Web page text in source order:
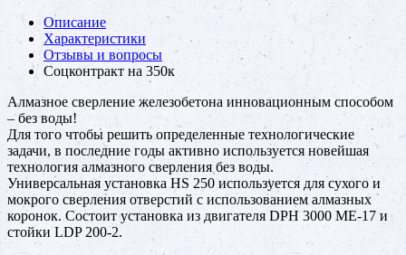
Описание
Характеристики
Отзывы и вопросы
Соцконтракт на 350к
Алмазное сверление железобетона инновационным способом
– без воды!
Для того чтобы решить определенные технологические
задачи, в последние годы активно используется новейшая
технология алмазного сверления без воды.
Универсальная установка HS 250 используется для сухого и
мокрого сверления отверстий с использованием алмазных
коронок. Состоит установка из двигателя DPH 3000 ME-17 и
стойки LDP 200-2.